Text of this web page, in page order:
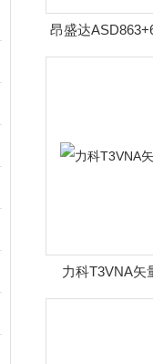
昂盛达
测
力科T3VNA矢